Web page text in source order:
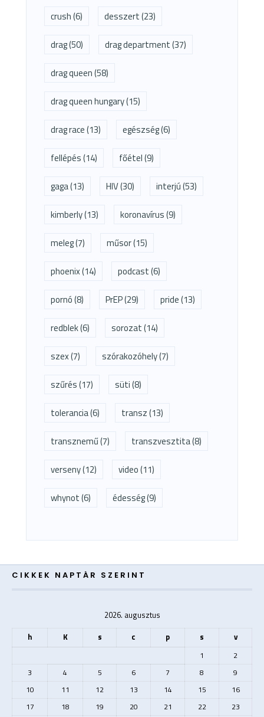
crush(6) desszert(23)
drag(50) drag department(37)
drag queen(58)
drag queen hungary(15)
drag race(13) egészség(6)
fellépés(14) főétel(9)
gaga(13) HIV(30) interjú(53)
kimberly(13) koronavírus(9)
meleg(7) műsor(15)
phoenix(14) podcast(6)
pornó(8) PrEP(29) pride(13)
redblek(6) sorozat(14)
szex(7) szórakozóhely(7)
szűrés(17) süti(8)
tolerancia(6) transz(13)
transznemű(7) transzvesztita(8)
verseny(12) video(11)
whynot(6) édesség(9)
CIKKEK NAPTÁR SZERINT
2026. augusztus
h
K s c p s v
1
2
3
4 5 6 7 8
9
10
11 12 13 14 15
16
17
18 19 20 21 22
23